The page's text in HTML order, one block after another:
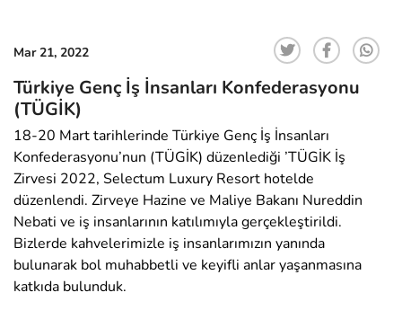
Mar 21, 2022
Türkiye Genç İş İnsanları Konfederasyonu
(TÜGİK)
18-20 Mart tarihlerinde Türkiye Genç İş İnsanları
Konfederasyonu’nun (TÜGİK) düzenlediği ’TÜGİK İş
Zirvesi 2022, Selectum Luxury Resort hotelde
düzenlendi. Zirveye Hazine ve Maliye Bakanı Nureddin
Nebati ve iş insanlarının katılımıyla gerçekleştirildi.
Bizlerde kahvelerimizle iş insanlarımızın yanında
bulunarak bol muhabbetli ve keyifli anlar yaşanmasına
katkıda bulunduk.